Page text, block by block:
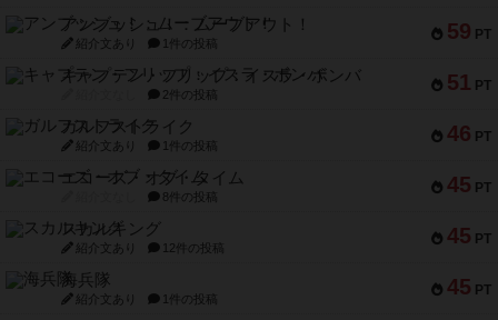
59 PT
アンブッシュ！：ムーブアウト！
紹介文あり 1件の投稿
51 PT
キャプテン・フリップ：イスラ・ボンバ
2件の投稿
46 PT
ガルフストライク
紹介文あり 1件の投稿
45 PT
エコーズ・オブ・タイム
8件の投稿
45 PT
スカルキング
紹介文あり 12件の投稿
45 PT
海兵隊
紹介文あり 1件の投稿